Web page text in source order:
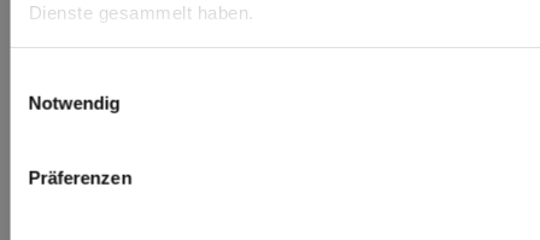
Dienste gesammelt haben.
Notwendig
Präferenzen